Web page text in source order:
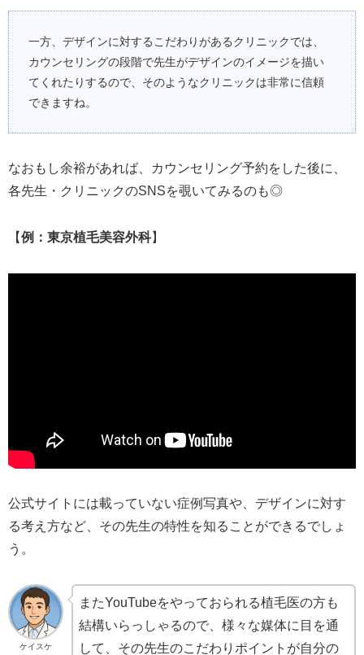
一方、デザインに対するこだわりがあるクリニックでは、
カウンセリングの段階で先生がデザインのイメージを描い
てくれたりするので、そのようなクリニックは非常に信頼
できますね。
なおもし余裕があれば、カウンセリング予約をした後に、
各先生・クリニックのSNSを覗いてみるのも◎
【例：東京植毛美容外科】
公式サイトには載っていない症例写真や、デザインに対す
る考え方など、その先生の特性を知ることができるでしょ
う。
ケイスケ
またYouTubeをやっておられる植毛医の方も
結構いらっしゃるので、様々な媒体に目を通
して、その先生のこだわりポイントが自分の